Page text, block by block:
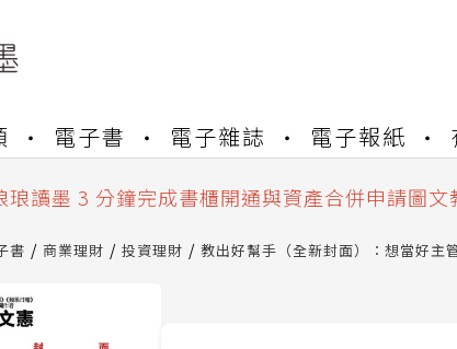
電子書 電子雜誌 電子報紙
琅讀墨數位閱讀資產合併與書櫃開通申請
琅讀墨 3 分鐘完成書櫃開通與資產合併申請圖文
琅讀墨數位閱讀資產合併與書櫃開通申請
書 商業理財 投資理財 教出好幫手（全新封面）：想當好主